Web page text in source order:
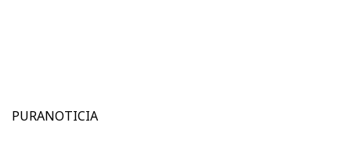
PURANOTICIA